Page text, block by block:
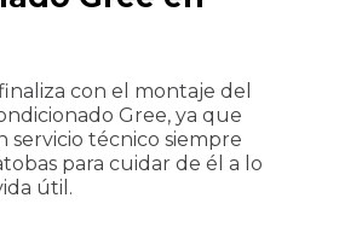
con el montaje del
Gree, ya que
servicio técnico siempre
para cuidar de él a lo
útil.